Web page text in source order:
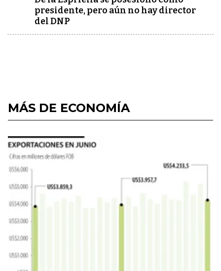
presidente, pero aún no hay director
del DNP
MÁS DE ECONOMÍA